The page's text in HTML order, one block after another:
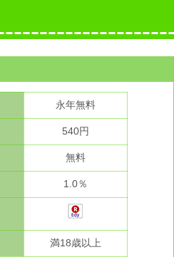
永年無料
540円
無料
1.0％
満18歳以上